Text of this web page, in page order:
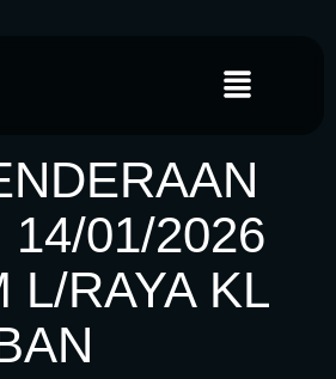
14/01/2026
L/RAYA KL